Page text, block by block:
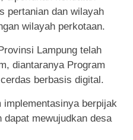
pertanian dan wilayah
wilayah perkotaan.
Lampung telah
diantaranya Program
berbasis digital.
implementasinya berpijak
dapat mewujudkan desa